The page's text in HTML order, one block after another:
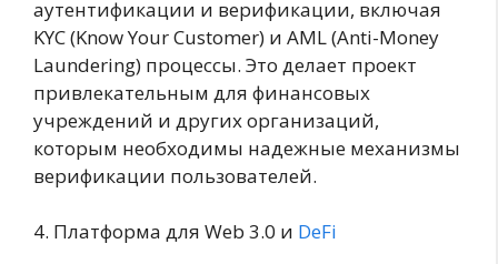
аутентификации и верификации, включая
KYC (Know Your Customer) и AML (Anti-Money
Laundering) процессы. Это делает проект
привлекательным для финансовых
учреждений и других организаций,
которым необходимы надежные механизмы
верификации пользователей.
4. Платформа для Web 3.0 и DeFi